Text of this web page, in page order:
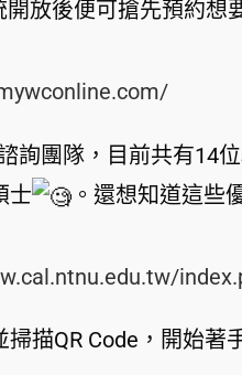
放後便可搶先預約想
詢團隊，目前共有14
士
。還想知道這些
描QR Code，開始